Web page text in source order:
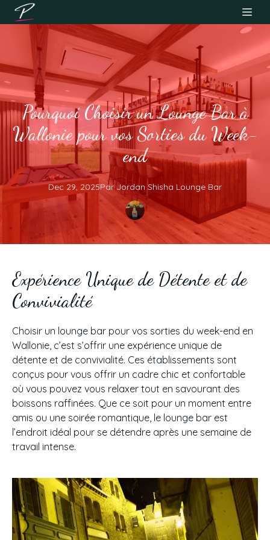
Pourquoi Choisir un Lounge Bar à
Wallonie pour vos Sorties du Week-
end
Dec 29, 2025Par Jordan Shisha Lounge Bar
Expérience Unique de Détente et de
Convivialité
Choisir un lounge bar pour vos sorties du week-end en
Wallonie, c’est s’offrir une expérience unique de
détente et de convivialité. Ces établissements sont
conçus pour vous offrir un cadre chic et confortable
où vous pouvez vous relaxer tout en savourant des
boissons raffinées. Que ce soit pour un moment entre
amis ou une soirée romantique, le lounge bar est
l’endroit idéal pour se détendre après une semaine de
travail intense.